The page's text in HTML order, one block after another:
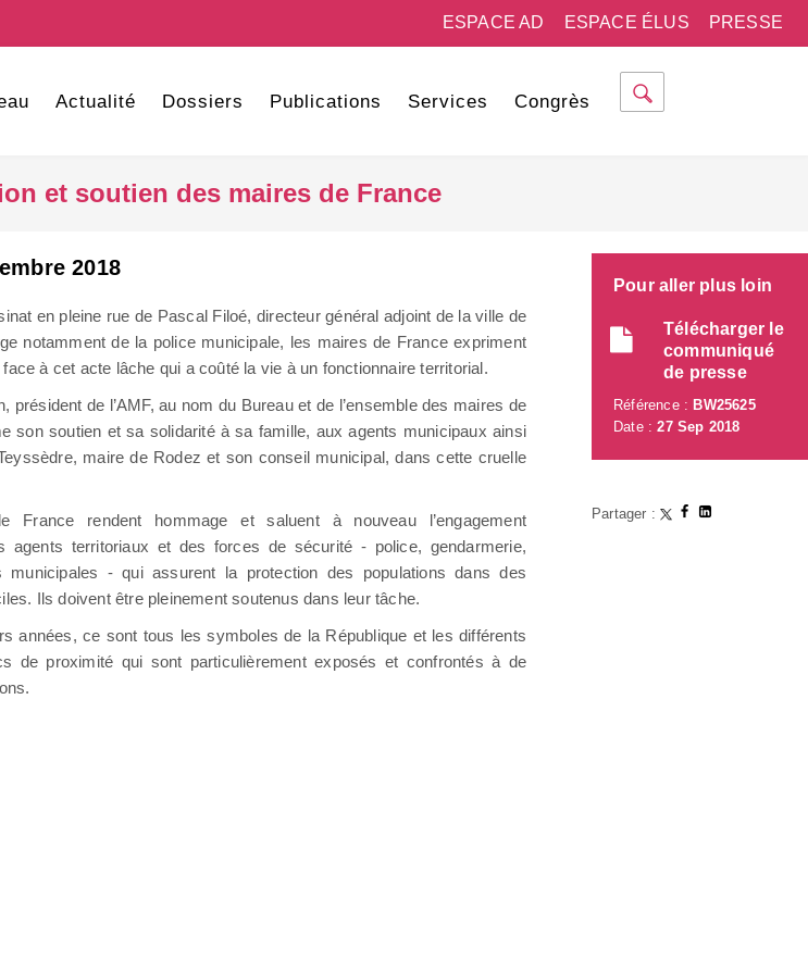
PRESSE
ESPACE ÉLUS
ESPACE AD
Actualité Dossiers Publications Services Congrès
et soutien des maires de France
2018
en pleine rue de Pascal Filoé, directeur général adjoint de la ville de
notamment de la police municipale, les maires de France expriment
face à cet acte lâche qui a coûté la vie à un fonctionnaire territorial.
président de l’AMF, au nom du Bureau et de l’ensemble des maires de
son soutien et sa solidarité à sa famille, aux agents municipaux ainsi
maire de Rodez et son conseil municipal, dans cette cruelle
France rendent hommage et saluent à nouveau l’engagement
agents territoriaux et des forces de sécurité - police, gendarmerie,
municipales - qui assurent la protection des populations dans des
Ils doivent être pleinement soutenus dans leur tâche.
années, ce sont tous les symboles de la République et les différents
de proximité qui sont particulièrement exposés et confrontés à de
Pour aller plus loin
Télécharger le
communiqué
de presse
Référence : BW25625
Date :27 Sep 2018
Partager :